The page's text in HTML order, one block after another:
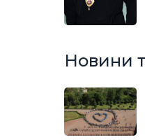
Новини